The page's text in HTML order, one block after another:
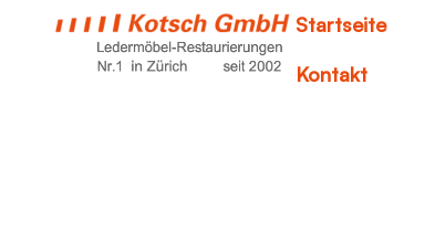
Startseite
Kontakt